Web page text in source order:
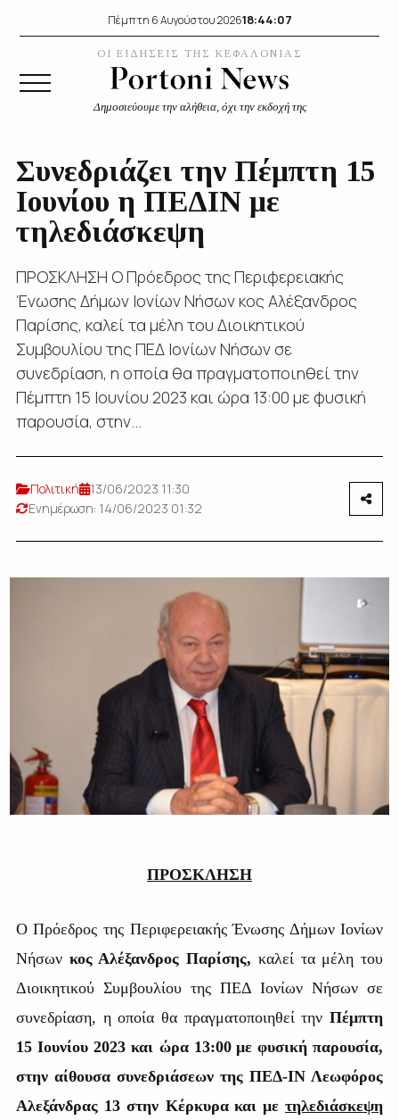
Πέμπτη 6 Αυγούστου 202618:44:08
ΟΙ ΕΙΔΗΣΕΙΣ ΤΗΣ ΚΕΦΑΛΟΝΙΑΣ
Δημοσιεύουμε την αλήθεια, όχι την εκδοχή της
Συνεδριάζει την Πέμπτη 15
Ιουνίου η ΠΕΔΙΝ με
τηλεδιάσκεψη
ΠΡΟΣΚΛΗΣΗ Ο Πρόεδρος της Περιφερειακής
Ένωσης Δήμων Ιονίων Νήσων κος Αλέξανδρος
Παρίσης, καλεί τα μέλη του Διοικητικού
Συμβουλίου της ΠΕΔ Ιονίων Νήσων σε
συνεδρίαση, η οποία θα πραγματοποιηθεί την
Πέμπτη 15 Ιουνίου 2023 και ώρα 13:00 με φυσική
παρουσία, στην...
Πολιτική
13/06/2023 11:30
Ενημέρωση: 14/06/2023 01:32
ΠΡΟΣΚΛΗΣΗ
Ο Πρόεδρος της Περιφερειακής Ένωσης Δήμων Ιονίων
Νήσων κος Αλέξανδρος Παρίσης, καλεί τα μέλη του
Διοικητικού Συμβουλίου της ΠΕΔ Ιονίων Νήσων σε
συνεδρίαση, η οποία θα πραγματοποιηθεί τηνΠέμπτη
15 Ιουνίου 2023 και ώρα 13:00 με φυσική παρουσία,
στην αίθουσα συνεδριάσεων της ΠΕΔ-ΙΝ Λεωφόρος
Αλεξάνδρας 13 στην Κέρκυρα και μετηλεδιάσκεψη